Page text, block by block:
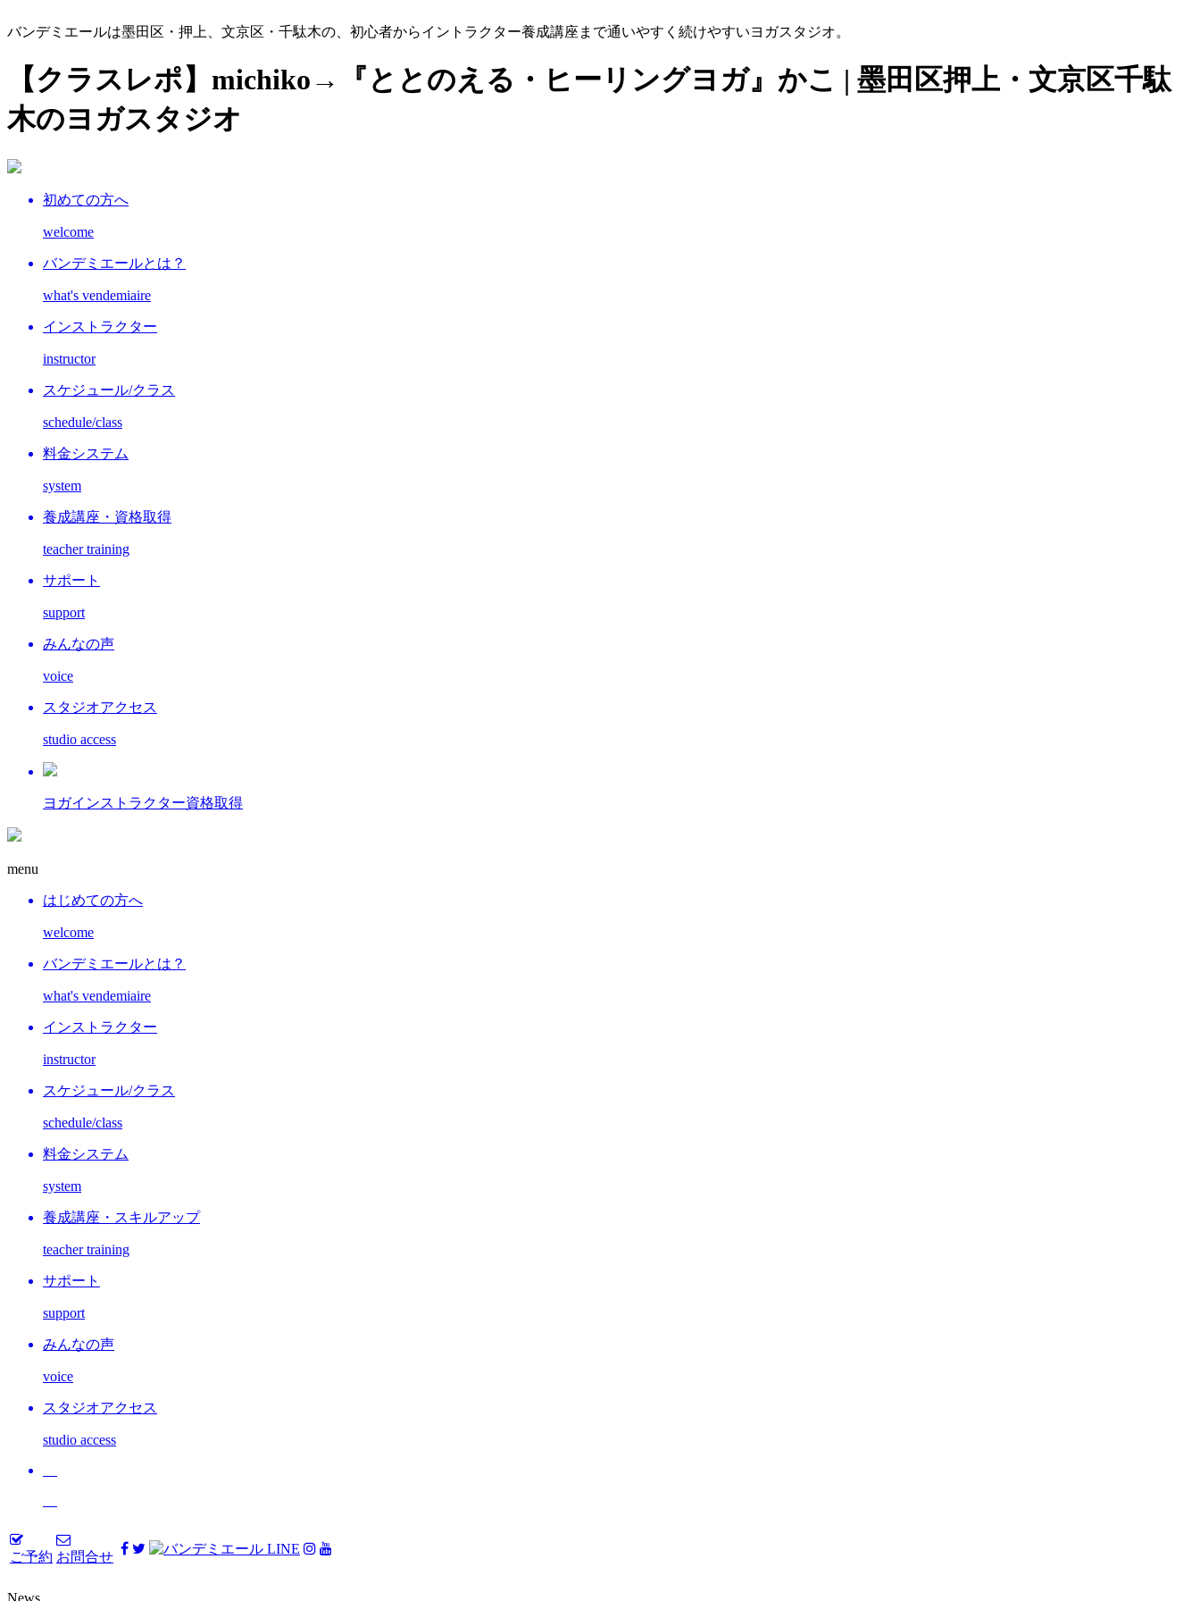
バンデミエールは墨田区・押上、文京区・千駄木の、初心者からイントラクター養成講座まで通いやすく続けやすいヨガスタジオ。
【クラスレポ】michiko→『ととのえる・ヒーリングヨガ』かこ | 墨田区押上・文京区千駄
木のヨガスタジオ
初めての方へ
welcome
バンデミエールとは？
what's vendemiaire
インストラクター
instructor
スケジュール/クラス
schedule/class
料金システム
system
養成講座・資格取得
teacher training
サポート
support
みんなの声
voice
スタジオアクセス
studio access
ヨガインストラクター資格取得
menu
はじめての方へ
welcome
バンデミエールとは？
what's vendemiaire
インストラクター
instructor
スケジュール/クラス
schedule/class
料金システム
system
養成講座・スキルアップ
teacher training
サポート
support
みんなの声
voice
スタジオアクセス
studio access
ご予約 お問合せ
News